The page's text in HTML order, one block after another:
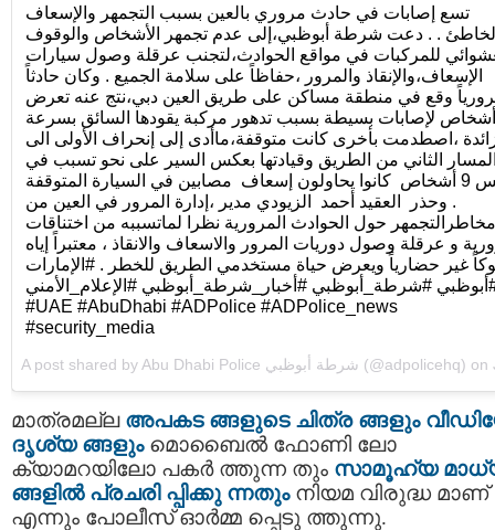
تسع إصابات في حادث مروري بالعين بسبب التجمهر والإسعاف
. . دعت شرطة أبوظبي،إلى عدم تجمهر الأشخاص والوقوف
للمركبات في مواقع الحوادث،لتجنب عرقلة وصول سيارات
الإسعاف،والإنقاذ والمرور ،حفاظاً على سلامة الجميع . وكان حادثاً
وقع في منطقة مساكن على طريق العين دبي،نتج عنه تعرض
أشخاص لإصابات بسيطة بسبب تدهور مركبة يقودها السائق بسرعة
،اصطدمت بأخرى كانت متوقفة،ماأدى إلى إنحراف الأولى الى
الثاني من الطريق وقيادتها بعكس السير على نحو تسبب في
دهس 9 أشخاص كانوا يحاولون إسعاف مصابين في السيارة المتوقفة
. وحذر العقيد أحمد الزيودي مدير ،إدارة المرور في العين من
مخاطرالتجمهر حول الحوادث المرورية نظرا لماتسببه من اختناقات
و عرقلة وصول دوريات المرور والاسعاف والانقاذ ، معتبراً إياه
غير حضارياً ويعرض حياة مستخدمي الطريق للخطر . #الإمارات
#شرطة_أبوظبي #أخبار_شرطة_أبوظبي #الإعلام_الأمني
#UAE #AbuDhabi #ADPolice #ADPolice_news
#security_media
A post shared by Abu Dhabi Police شرطة أبوظبي (@adpolicehq) on Jul 8,
മാത്രമല്ല അപകട ങ്ങളുടെ ചിത്ര ങ്ങളും
ദൃശ്യ ങ്ങളും മൊബൈല്‍ ഫോണി ലോ
ക്യാമറയിലോ പകര്‍ ത്തുന്ന തും സാമൂഹ്യ
ങ്ങളില്‍ പ്രചരി പ്പിക്കു ന്നതുംനിയമ വിരുദ്ധ മാണ്
എന്നും പോലീസ് ഓര്‍മ്മ പ്പെടു ത്തുന്നു.